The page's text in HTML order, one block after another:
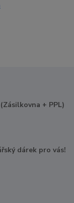
+ PPL)
dárek pro vás!